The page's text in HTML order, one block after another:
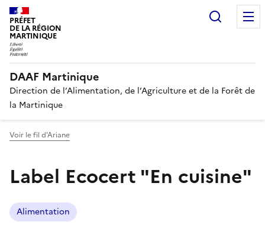
PRÉFET
DE LA RÉGION
MARTINIQUE
DAAF Martinique
Direction de l’Alimentation, de l’Agriculture et de la Forêt de
la Martinique
Voir le fil d'Ariane
Label Ecocert "En cuisine"
Alimentation